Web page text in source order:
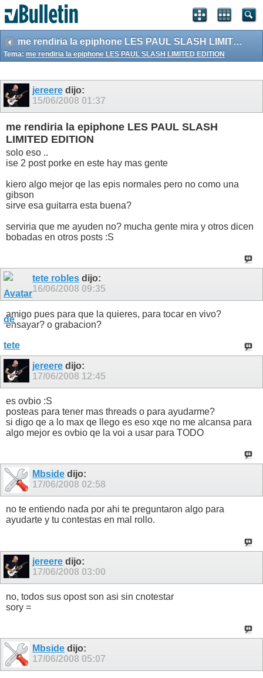
me rendiria la epiphone LES PAUL SLASH LIMITED EDITION
Tema: me rendiria la epiphone LES PAUL SLASH LIMITED EDITION
jereere dijo:
15/06/2008 01:37
me rendiria la epiphone LES PAUL SLASH
LIMITED EDITION
solo eso ..
ise 2 post porke en este hay mas gente
kiero algo mejor qe las epis normales pero no como una
gibson
sirve esa guitarra esta buena?
serviria que me ayuden no? mucha gente mira y otros dicen
bobadas en otros posts :S
tete robles dijo:
16/06/2008 09:35
amigo pues para que la quieres, para tocar en vivo?
ensayar? o grabacion?
jereere dijo:
17/06/2008 12:45
es ovbio :S
posteas para tener mas threads o para ayudarme?
si digo qe a lo max qe llego es eso xqe no me alcansa para
algo mejor es ovbio qe la voi a usar para TODO
Mbside dijo:
17/06/2008 02:58
no te entiendo nada por ahi te preguntaron algo para
ayudarte y tu contestas en mal rollo.
jereere dijo:
17/06/2008 03:00
no, todos sus opost son asi sin cnotestar
sory =
Mbside dijo:
17/06/2008 05:07